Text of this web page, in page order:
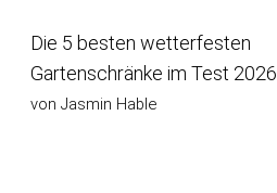
Die 5 besten wetterfesten
Gartenschränke im Test 2026
von Jasmin Hable